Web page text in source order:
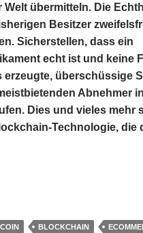
Welt übermitteln. Die
Besitzer
Sicherstellen, dass ein
echt ist und keine
erzeugte, überschüssige
Abnehmer
Dies und vieles mehr
Technologie, die
Vertrauen
BLOCKCHAIN